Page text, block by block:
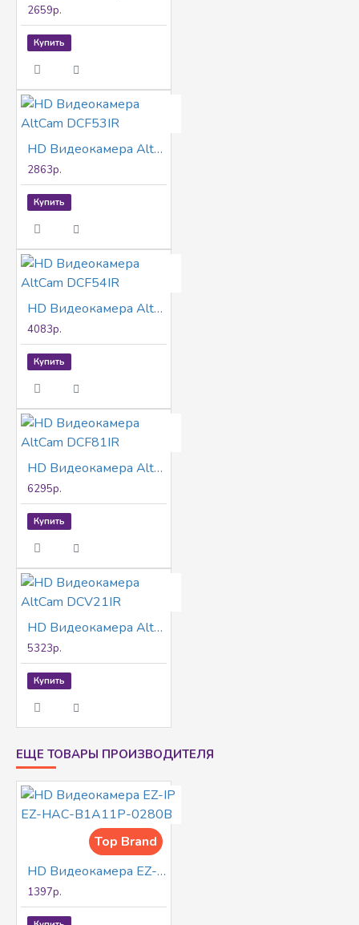
2659р.
Купить
HD Видеокамера AltCam DCF53IR
2863р.
Купить
HD Видеокамера AltCam DCF54IR
4083р.
Купить
HD Видеокамера AltCam DCF81IR
6295р.
Купить
HD Видеокамера AltCam DCV21IR
5323р.
Купить
ЕЩЕ ТОВАРЫ ПРОИЗВОДИТЕЛЯ
Top Brand
HD Видеокамера EZ-IP EZ-HAC-B1A11P-0280B
1397р.